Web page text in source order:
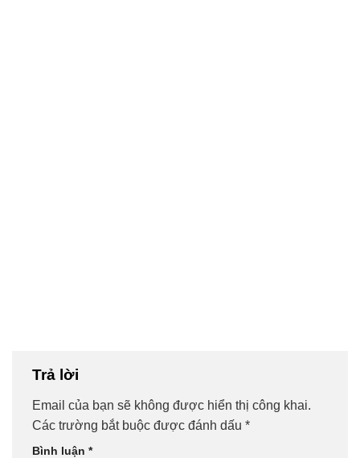
Trả lời
Email của bạn sẽ không được hiển thị công khai.
Các trường bắt buộc được đánh dấu *
Bình luận *